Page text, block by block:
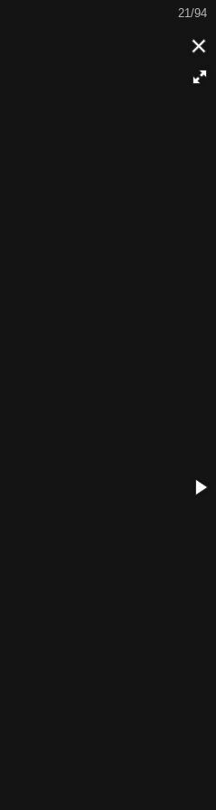
21/94